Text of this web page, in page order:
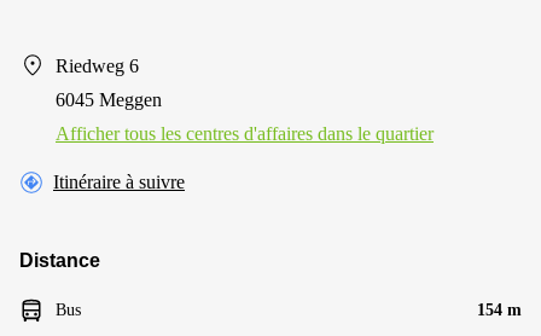
Riedweg 6
6045 Meggen
Afficher tous les centres d'affaires dans le quartier
Itinéraire à suivre
Distance
Bus 154 m